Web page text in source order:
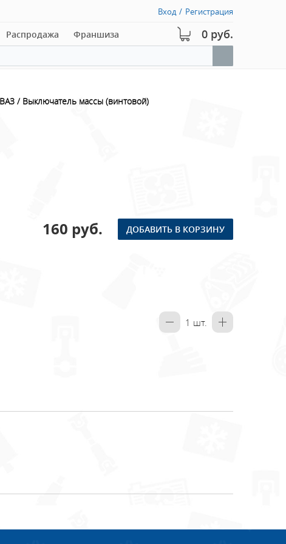
Вход / Регистрация
Распродажа Франшиза 0 руб.
Выключатель массы (винтовой)
160 руб. ДОБАВИТЬ В КОРЗИНУ
1 шт.